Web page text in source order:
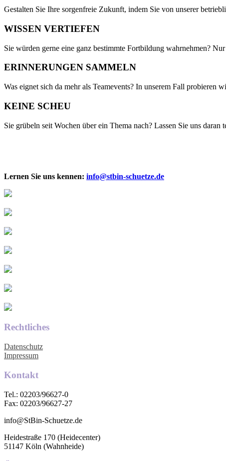
Gestalten Sie Ihre sorgenfreie Zukunft, indem Sie von unserer
WISSEN VERTIEFEN
Sie würden gerne eine ganz bestimmte Fortbildung wahrnehmen?
ERINNERUNGEN SAMMELN
Was eignet sich da mehr als Teamevents? In unserem Fall probieren
KEINE SCHEU
Sie grübeln seit Wochen über ein Thema nach? Lassen Sie uns
Lernen Sie uns kennen: info@stbin-schuetze.de
Rechtliches
Datenschutz
Impressum
Kontakt
Tel.: 02203/96627-0
Fax: 02203/96627-27
info@StBin-Schuetze.de
Heidestraße 170 (Heidecenter)
51147 Köln (Wahnheide)